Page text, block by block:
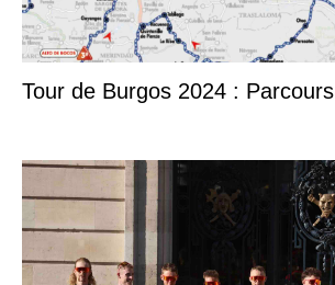
Tour de Burgos 2024 :